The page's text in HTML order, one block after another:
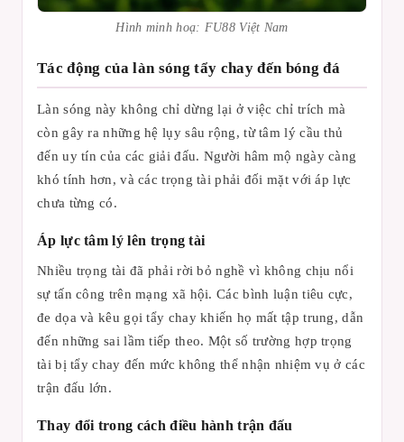
Hình minh hoạ: FU88 Việt Nam
Tác động của làn sóng tẩy chay đến bóng đá
Làn sóng này không chỉ dừng lại ở việc chỉ trích mà
còn gây ra những hệ lụy sâu rộng, từ tâm lý cầu thủ
đến uy tín của các giải đấu. Người hâm mộ ngày càng
khó tính hơn, và các trọng tài phải đối mặt với áp lực
chưa từng có.
Áp lực tâm lý lên trọng tài
Nhiều trọng tài đã phải rời bỏ nghề vì không chịu nổi
sự tấn công trên mạng xã hội. Các bình luận tiêu cực,
đe dọa và kêu gọi tẩy chay khiến họ mất tập trung, dẫn
đến những sai lầm tiếp theo. Một số trường hợp trọng
tài bị tẩy chay đến mức không thể nhận nhiệm vụ ở các
trận đấu lớn.
Thay đổi trong cách điều hành trận đấu